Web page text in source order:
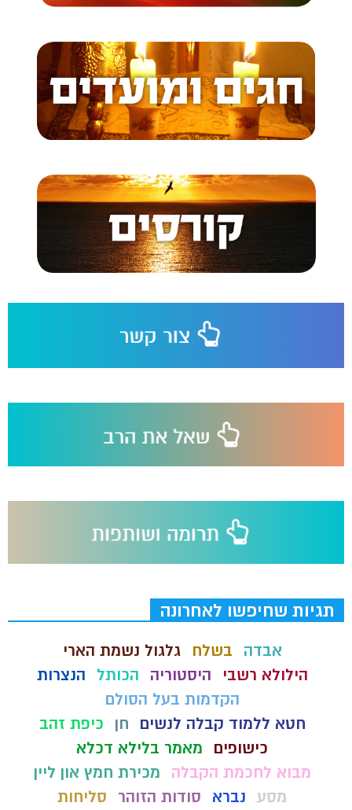
תגיות שחיפשו לאחרונה
אבדה בשלח
גלגול נשמת הארי
הילולא רשבי
היסטוריה הכותל
הנצרות
הקדמות בעל הסולם
חטא ללמוד קבלה לנשים
חן
כיפת זהב
כישופים
מאמר בלילא דכלא
מבוא לחכמת הקבלה
מכירת חמץ און ליין
מסע נברא סודות הזוהר
סליחות